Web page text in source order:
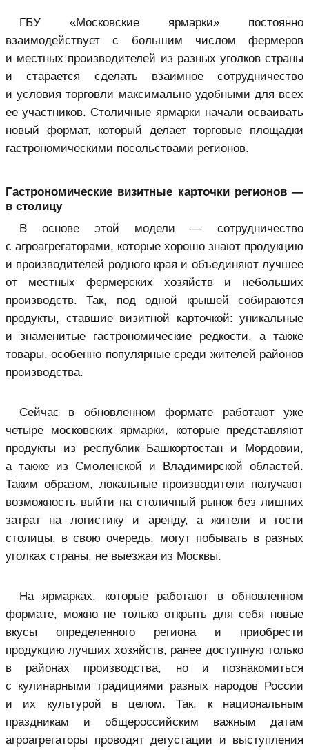
ГБУ «Московские ярмарки» постоянно
взаимодействует с большим числом фермеров
и местных производителей из разных уголков страны
и старается сделать взаимное сотрудничество
и условия торговли максимально удобными для всех
ее участников. Столичные ярмарки начали осваивать
новый формат, который делает торговые площадки
гастрономическими посольствами регионов.
Гастрономические визитные карточки регионов —
в столицу
В основе этой модели — сотрудничество
с агроагрегаторами, которые хорошо знают продукцию
и производителей родного края и объединяют лучшее
от местных фермерских хозяйств и небольших
производств. Так, под одной крышей собираются
продукты, ставшие визитной карточкой: уникальные
и знаменитые гастрономические редкости, а также
товары, особенно популярные среди жителей районов
производства.
Сейчас в обновленном формате работают уже
четыре московских ярмарки, которые представляют
продукты из республик Башкортостан и Мордовии,
а также из Смоленской и Владимирской областей.
Таким образом, локальные производители получают
возможность выйти на столичный рынок без лишних
затрат на логистику и аренду, а жители и гости
столицы, в свою очередь, могут побывать в разных
уголках страны, не выезжая из Москвы.
На ярмарках, которые работают в обновленном
формате, можно не только открыть для себя новые
вкусы определенного региона и приобрести
продукцию лучших хозяйств, ранее доступную только
в районах производства, но и познакомиться
с кулинарными традициями разных народов России
и их культурой в целом. Так, к национальным
праздникам и общероссийским важным датам
агроагрегаторы проводят дегустации и выступления